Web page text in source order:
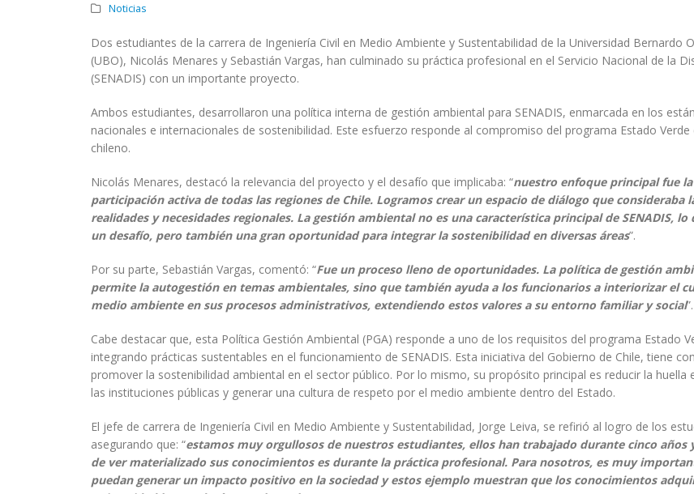
Noticias
Dos estudiantes de la carrera de Ingeniería Civil en Medio Ambiente y Sustentabilidad de la Universidad Bernardo
(UBO), Nicolás Menares y Sebastián Vargas, han culminado su práctica profesional en el Servicio Nacional de la
(SENADIS) con un importante proyecto.
Ambos estudiantes, desarrollaron una política interna de gestión ambiental para SENADIS, enmarcada en los
nacionales e internacionales de sostenibilidad. Este esfuerzo responde al compromiso del programa Estado Verde
chileno.
Nicolás Menares, destacó la relevancia del proyecto y el desafío que implicaba: “nuestro enfoque principal fue
participación activa de todas las regiones de Chile. Logramos crear un espacio de diálogo que consideraba
realidades y necesidades regionales. La gestión ambiental no es una característica principal de SENADIS, lo
un desafío, pero también una gran oportunidad para integrar la sostenibilidad en diversas áreas”.
Por su parte, Sebastián Vargas, comentó: “Fue un proceso lleno de oportunidades. La política de gestión
permite la autogestión en temas ambientales, sino que también ayuda a los funcionarios a interiorizar el
medio ambiente en sus procesos administrativos, extendiendo estos valores a su entorno familiar y social”.
Cabe destacar que, esta Política Gestión Ambiental (PGA) responde a uno de los requisitos del programa Estado
integrando prácticas sustentables en el funcionamiento de SENADIS. Esta iniciativa del Gobierno de Chile, tiene
promover la sostenibilidad ambiental en el sector público. Por lo mismo, su propósito principal es reducir la huella
las instituciones públicas y generar una cultura de respeto por el medio ambiente dentro del Estado.
El jefe de carrera de Ingeniería Civil en Medio Ambiente y Sustentabilidad, Jorge Leiva, se refirió al logro de los
asegurando que: “estamos muy orgullosos de nuestros estudiantes, ellos han trabajado durante cinco años
de ver materializado sus conocimientos es durante la práctica profesional. Para nosotros, es muy
puedan generar un impacto positivo en la sociedad y estos ejemplo muestran que los conocimientos